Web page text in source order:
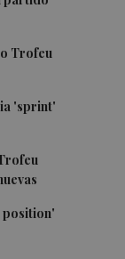
Trofeu
'sprint'
position'